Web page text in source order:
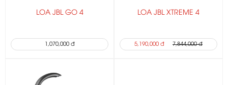
LOA JBL GO 4
1,070,000 đ
LOA JBL XTREME 4
5,190,000 đ 7,844,000 đ